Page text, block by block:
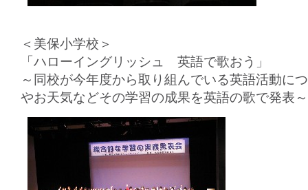
＜美保小学校＞
「ハローイングリッシュ 英語で歌おう」
～同校が今年度から取り組んでいる英語活動に
やお天気などその学習の成果を英語の歌で発表～